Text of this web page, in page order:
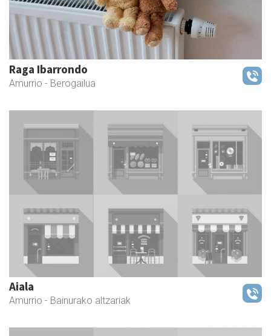
Raga Ibarrondo
Amurrio - Berogailua
Aiala
Amurrio - Bainurako altzariak